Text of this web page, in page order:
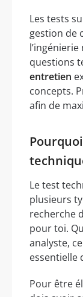
Les tests
gestion de
questions
entretien
concepts.
afin de
Le test
plusieurs
recherche
pour toi.
analyste,
essentielle
Pour être